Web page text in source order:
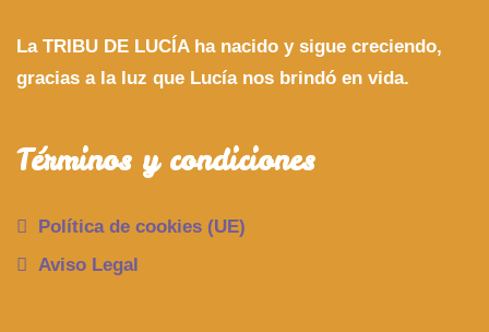
La TRIBU DE LUCÍA ha nacido y sigue creciendo,
gracias a la luz que Lucía nos brindó en vida.
Términos y condiciones
Política de cookies (UE)
Aviso Legal